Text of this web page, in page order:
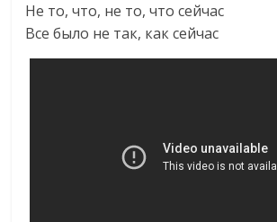
Не то, что, не то, что сейчас
Все было не так, как сейчас